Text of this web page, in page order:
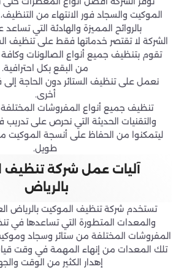
الموكيت والسجاد فور الانتهاء من
بالروائح المميزة والهادئة التي تساعد
الشركة لا تقتصر خدماتها فقط على تنظيف
تقوم بتنظيف جميع أنواع الصالونات
من البقع بكل احترافية.
نعمل على تنظيف الستائر دون الحاجة إلى
أخرى.
تنظيف جميع أنواع المفروشات
والتقنيات الحديثة التي نحرص على تدريب
ليتمكنوا من الحفاظ على أنسجة الموكيت
طويل.
آليات عمل شركة تنظيف
بالرياض
تستخدم شركة تنظيف الموكيت بالرياض
والمعدات المتطورة التي تساعدها في
المفروشات المختلفة من ستائر وسجاد
تلك المعدات من إنهاء المهمة في وقت
إهدار الكثير من الوقت